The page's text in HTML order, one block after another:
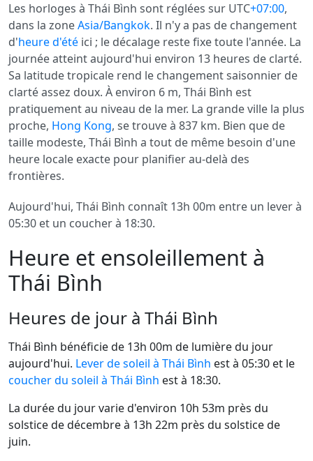
Les horloges à Thái Bình sont réglées sur UTC+07:00,
dans la zoneAsia/Bangkok. Il n'y a pas de changement
d'heure d'été ici ; le décalage reste fixe toute l'année. La
journée atteint aujourd'hui environ 13 heures de clarté.
Sa latitude tropicale rend le changement saisonnier de
clarté assez doux. À environ 6 m, Thái Bình est
pratiquement au niveau de la mer. La grande ville la plus
proche, Hong Kong, se trouve à 837 km. Bien que de
taille modeste, Thái Bình a tout de même besoin d'une
heure locale exacte pour planifier au-delà des
frontières.
Aujourd'hui, Thái Bình connaît 13h 00m entre un lever à
05:30 et un coucher à 18:30.
Heure et ensoleillement à
Thái Bình
Heures de jour à Thái Bình
Thái Bình bénéficie de 13h 00m de lumière du jour
aujourd'hui. Lever de soleil à Thái Bình est à 05:30 et le
coucher du soleil à Thái Bình est à 18:30.
La durée du jour varie d'environ 10h 53m près du
solstice de décembre à 13h 22m près du solstice de
juin.